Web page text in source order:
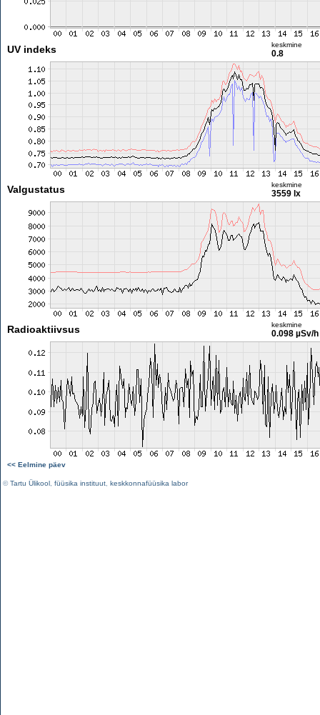
UV indeks keskmine
0.8
Valgustatus keskmine
3559 lx
Radioaktiivsus keskmine
0.098 µSv/h
<< Eelmine päev
©Tartu Ülikool füüsika instituut keskkonnafüüsika labor